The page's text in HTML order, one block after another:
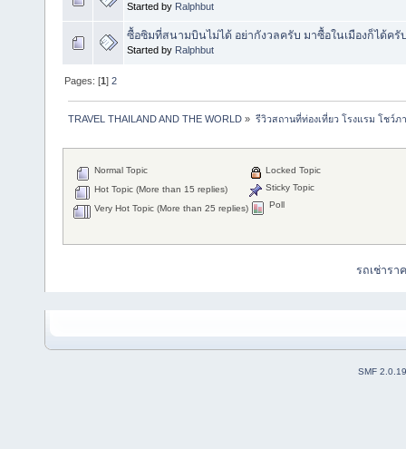
Started by Ralphbut
ซื้อซิมที่สนามบินไม่ได้ อย่ากังวลครับ มาซื้อในเมืองก็ได้ครั
Started by Ralphbut
Pages: [1]2
TRAVEL THAILAND AND THE WORLD » รีวิวสถานที่ท่องเที่ยว โรงแรม โชว์ภ
Normal Topic
Hot Topic (More than 15 replies)
Very Hot Topic (More than 25 replies)
Locked Topic
Sticky Topic
Poll
รถเช่าร
SMF 2.0.19